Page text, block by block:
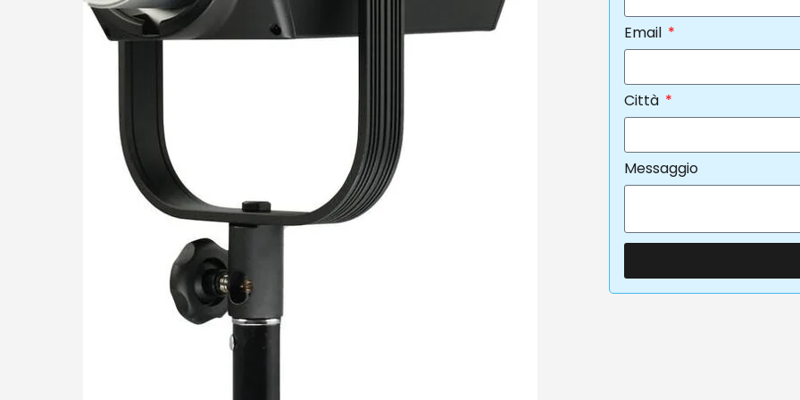
Email
Città
Messaggio